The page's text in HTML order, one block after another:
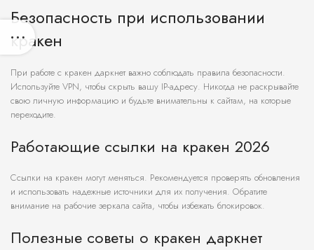
Безопасность при использовании
кракен
При работе с кракен даркнет важно соблюдать правила безопасности.
Используйте VPN, чтобы скрыть вашу IP-адресу. Никогда не раскрывайте
свою личную информацию и будьте внимательны к сайтам, на которые
переходите.
Работающие ссылки на кракен 2026
Ссылки на кракен могут меняться. Рекомендуется проверять обновления
и использовать надежные источники для их получения. Обратите
внимание на рабочие зеркала сайта, чтобы избежать блокировок.
Полезные советы о кракен даркнет